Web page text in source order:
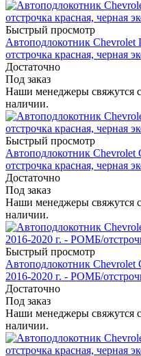
Быстрый просмотр
Автоподлокотник
отстрочка красная, черная
Достаточно
Под заказ
Наши менеджеры свяжутся
наличии.
Быстрый просмотр
Автоподлокотник
отстрочка красная, черная
Достаточно
Под заказ
Наши менеджеры свяжутся
наличии.
Быстрый просмотр
Автоподлокотник Chevrolet
2016-2020 г. - РОМБ/
Достаточно
Под заказ
Наши менеджеры свяжутся
наличии.